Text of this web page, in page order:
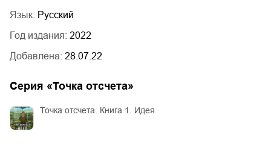
Язык: Русский
Год издания: 2022
Добавлена: 28.07.22
Серия «Точка отсчета»
Точка отсчета. Книга 1. Идея